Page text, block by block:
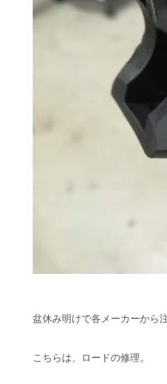
盆休み明けで各メーカーから
こちらは、ロードの修理。